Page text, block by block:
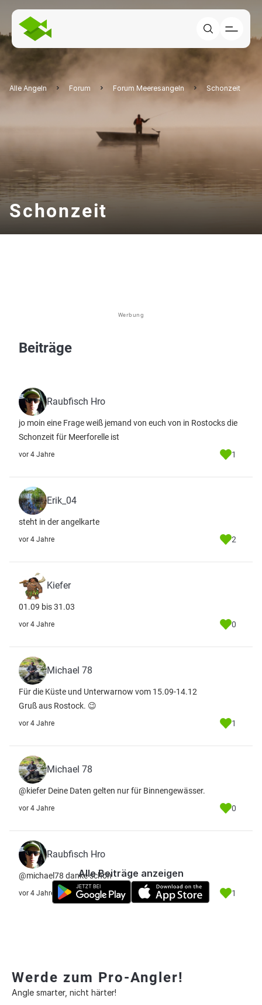
Alle Angeln Forum Forum Meeresangeln Schonzeit
Schonzeit
Werbung
Beiträge
Raubfisch Hro
jo moin eine Frage weiß jemand von euch von in Rostocks die
Schonzeit für Meerforelle ist
vor 4 Jahre 1
Erik_04
steht in der angelkarte
vor 4 Jahre 2
Kiefer
01.09 bis 31.03
vor 4 Jahre 0
Michael 78
Für die Küste und Unterwarnow vom 15.09-14.12
Gruß aus Rostock. 😉
vor 4 Jahre 1
Michael 78
@kiefer Deine Daten gelten nur für Binnengewässer.
vor 4 Jahre 0
Raubfisch Hro
@michael78 danke schön
vor 4 Jahre 1
Alle Beiträge anzeigen
Werde zum Pro-Angler!
Angle smarter, nicht härter!